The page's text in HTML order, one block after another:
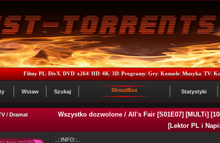
Filmy PL|DivX|DVD|x264|HD|4K|3D|Programy|Gry|Konsole|Muzyka|TV|
Wstaw Szukaj ShoutBox Statystyki
/ Dramat
Wszystko dozwolone / All's Fair [S01E07] [MULTi]
[Lektor PL i
..::INFO::..